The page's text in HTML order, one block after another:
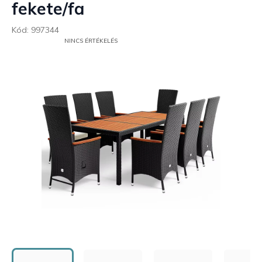
fekete/fa
Kód: 997344
CSILLAG.
NINCS ÉRTÉKELÉS